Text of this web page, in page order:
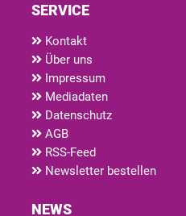
SERVICE
Kontakt
Über uns
Impressum
Mediadaten
Datenschutz
AGB
RSS-Feed
Newsletter bestellen
NEWS